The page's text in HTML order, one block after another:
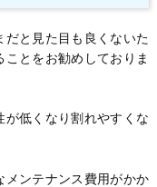
と見た目も良くないた
とをお勧めしておりま
低くなり割れやすくな
メンテナンス費用がかか